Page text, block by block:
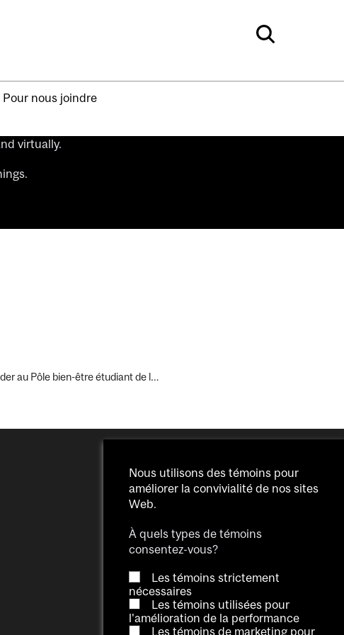
Pour nous joindre
virtually.
au Pôle bien-être étudiant de l…
Nous utilisons des témoins pour
améliorer la convivialité de nos sites
Web.
À quels types de témoins
consentez-vous?
Les témoins strictement
nécessaires
Les témoins utilisées pour
l'amélioration de la performance
Les témoins de marketing pour